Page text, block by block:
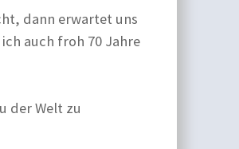
dann erwartet uns
auch froh 70 Jahre
der Welt zu